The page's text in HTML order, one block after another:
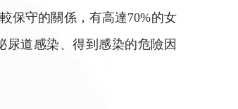
保守的關係，有高達70%的女
道感染、得到感染的危險因